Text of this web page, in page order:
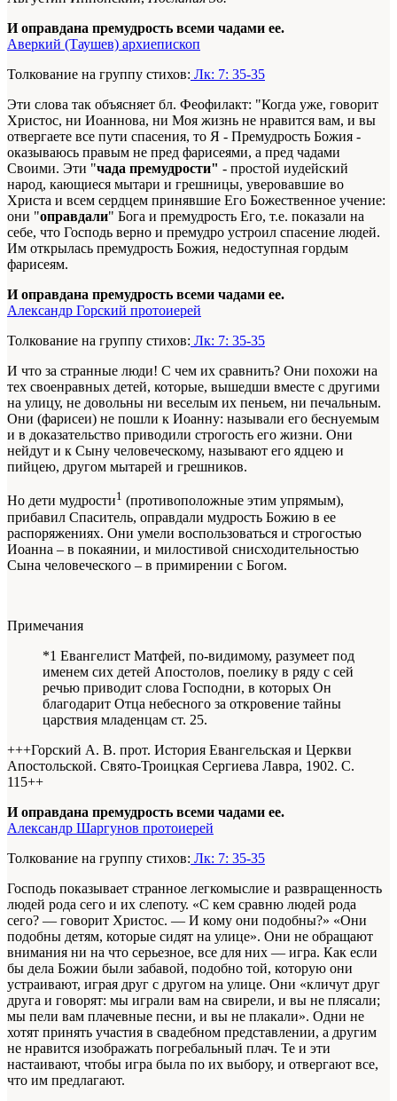
И оправдана премудрость всеми чадами ее.
Аверкий (Таушев) архиепископ
Толкование на группу стихов: Лк: 7: 35-35
Эти слова так объясняет бл. Феофилакт: "Когда уже, говорит
Христос, ни Иоаннова, ни Моя жизнь не нравится вам, и вы
отвергаете все пути спасения, то Я - Премудрость Божия -
оказываюсь правым не пред фарисеями, а пред чадами
Своими. Эти "чада премудрости" - простой иудейский
народ, кающиеся мытари и грешницы, уверовавшие во
Христа и всем сердцем принявшие Его Божественное учение:
они "оправдали" Бога и премудрость Его, т.е. показали на
себе, что Господь верно и премудро устроил спасение людей.
Им открылась премудрость Божия, недоступная гордым
фарисеям.
И оправдана премудрость всеми чадами ее.
Александр Горский протоиерей
Толкование на группу стихов: Лк: 7: 35-35
И что за странные люди! С чем их сравнить? Они похожи на
тех своенравных детей, которые, вышедши вместе с другими
на улицу, не довольны ни веселым их пеньем, ни печальным.
Они (фарисеи) не пошли к Иоанну: называли его беснуемым
и в доказательство приводили строгость его жизни. Они
нейдут и к Сыну человеческому, называют его ядцею и
пийцею, другом мытарей и грешников.
Но дети мудрости1 (противоположные этим упрямым),
прибавил Спаситель, оправдали мудрость Божию в ее
распоряжениях. Они умели воспользоваться и строгостью
Иоанна – в покаянии, и милостивой снисходительностью
Сына человеческого – в примирении с Богом.
Примечания
*1 Евангелист Матфей, по-видимому, разумеет под
именем сих детей Апостолов, поелику в ряду с сей
речью приводит слова Господни, в которых Он
благодарит Отца небесного за откровение тайны
царствия младенцам ст. 25.
+++Горский А. В. прот. История Евангельская и Церкви
Апостольской. Свято-Троицкая Сергиева Лавра, 1902. С.
115++
И оправдана премудрость всеми чадами ее.
Александр Шаргунов протоиерей
Толкование на группу стихов: Лк: 7: 35-35
Господь показывает странное легкомыслие и развращенность
людей рода сего и их слепоту. «С кем сравню людей рода
сего? — говорит Христос. — И кому они подобны?» «Они
подобны детям, которые сидят на улице». Они не обращают
внимания ни на что серьезное, все для них — игра. Как если
бы дела Божии были забавой, подобно той, которую они
устраивают, играя друг с другом на улице. Они «кличут друг
друга и говорят: мы играли вам на свирели, и вы не плясали;
мы пели вам плачевные песни, и вы не плакали». Одни не
хотят принять участия в свадебном представлении, а другим
не нравится изображать погребальный плач. Те и эти
настаивают, чтобы игра была по их выбору, и отвергают все,
что им предлагают.